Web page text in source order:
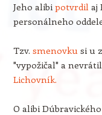
Jeho alibi potvrdilaj
personálneho
Tzv. smenovkusi u
"vypožičal" a
Lichovník.
O alibi